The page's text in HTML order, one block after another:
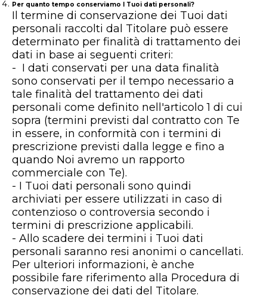
Per quanto tempo conserviamo I Tuoi dati personali?
Il termine di conservazione dei Tuoi dati
personali raccolti dal Titolare può essere
determinato per finalità di trattamento dei
dati in base ai seguenti criteri:
- I dati conservati per una data finalità
sono conservati per il tempo necessario a
tale finalità del trattamento dei dati
personali come definito nell'articolo 1 di cui
sopra (termini previsti dal contratto con Te
in essere, in conformità con i termini di
prescrizione previsti dalla legge e fino a
quando Noi avremo un rapporto
commerciale con Te).
- I Tuoi dati personali sono quindi
archiviati per essere utilizzati in caso di
contenzioso o controversia secondo i
termini di prescrizione applicabili.
- Allo scadere dei termini i Tuoi dati
personali saranno resi anonimi o cancellati.
Per ulteriori informazioni, è anche
possibile fare riferimento alla Procedura di
conservazione dei dati del Titolare.